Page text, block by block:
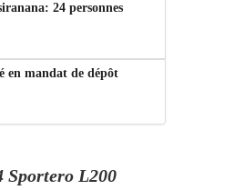
24 personnes
en mandat de dépôt
Sportero L200